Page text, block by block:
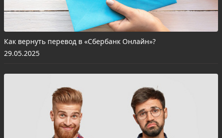
Как вернуть перевод в «Сбербанк Онлайн»?
29.05.2025